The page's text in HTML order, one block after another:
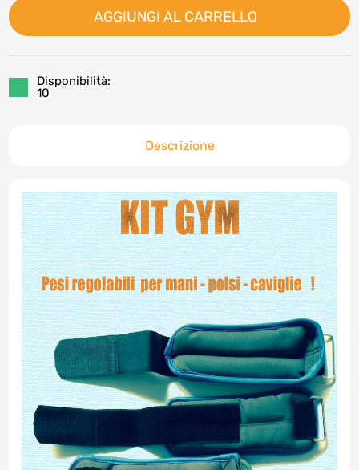
AGGIUNGI AL CARRELLO
Disponibilità:
10
Descrizione